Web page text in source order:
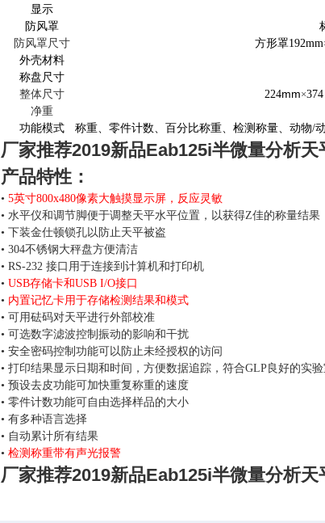
显示
防风罩
防风罩尺寸
方形罩192mm
外壳材料
称盘尺寸
整体尺寸 224mm×374
净重
功能模式
称重、零件计数、百分比称重、检测称量、动物/
厂家推荐2019新品Eab125i半微量分析天
产品特性：
• 5英寸800x480像素大触摸显示屏，反应灵敏
• 水平仪和调节脚便于调整天平水平位置，以获得Z佳的称量结果
• 下装金仕顿锁孔以防止天平被盗
• 304不锈钢大秤盘方便清洁
• RS-232 接口用于连接到计算机和打印机
• USB存储卡和USB I/O接口
• 内置记忆卡用于存储检测结果和模式
• 可用砝码对天平进行外部校准
• 可选数字滤波控制振动的影响和干扰
• 安全密码控制功能可以防止未经授权的访问
• 打印结果显示日期和时间，方便数据追踪，符合GLP良好的实
• 预设去皮功能可加快重复称重的速度
• 零件计数功能可自由选择样品的大小
• 有多种语言选择
• 自动累计所有结果
• 检测称重带有声光报警
厂家推荐2019新品Eab125i半微量分析天